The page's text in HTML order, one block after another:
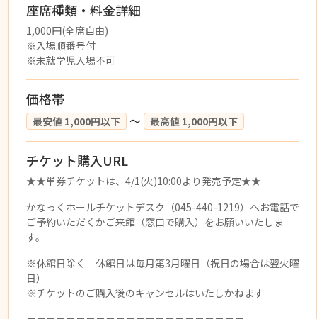
座席種類・料金詳細
1,000円(全席自由)
※入場順番号付
※未就学児入場不可
価格帯
最安値 1,000円以下 〜 最高値 1,000円以下
チケット購入URL
★★単券チケットは、4/1(火)10:00より発売予定★★
かなっくホールチケットデスク（045-440-1219）へお電話で
ご予約いただくかご来館（窓口で購入）をお願いいたしま
す。
※休館日除く 休館日は毎月第3月曜日（祝日の場合は翌火曜
日）
※チケットのご購入後のキャンセルはいたしかねます